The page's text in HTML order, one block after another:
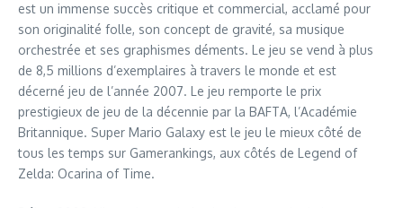
est un immense succès critique et commercial, acclamé pour
son originalité folle, son concept de gravité, sa musique
orchestrée et ses graphismes déments. Le jeu se vend à plus
de 8,5 millions d’exemplaires à travers le monde et est
décerné jeu de l’année 2007. Le jeu remporte le prix
prestigieux de jeu de la décennie par la BAFTA, l’Académie
Britannique. Super Mario Galaxy est le jeu le mieux côté de
tous les temps sur Gamerankings, aux côtés de Legend of
Zelda: Ocarina of Time.